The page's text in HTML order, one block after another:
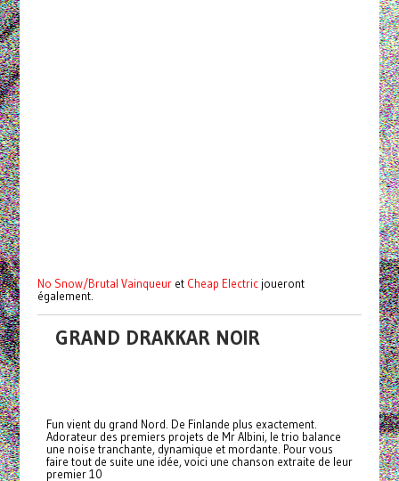
No Snow/Brutal Vainqueuret Cheap Electricjoueront
également.
GRAND DRAKKAR NOIR
Fun vient du grand Nord. De Finlande plus exactement.
Adorateur des premiers projets de Mr Albini, le trio balance
une noise tranchante, dynamique et mordante. Pour vous
faire tout de suite une idée, voici une chanson extraite de leur
premier 10